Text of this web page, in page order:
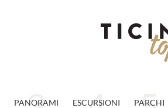
PANORAMI ESCURSIONI PARCHI